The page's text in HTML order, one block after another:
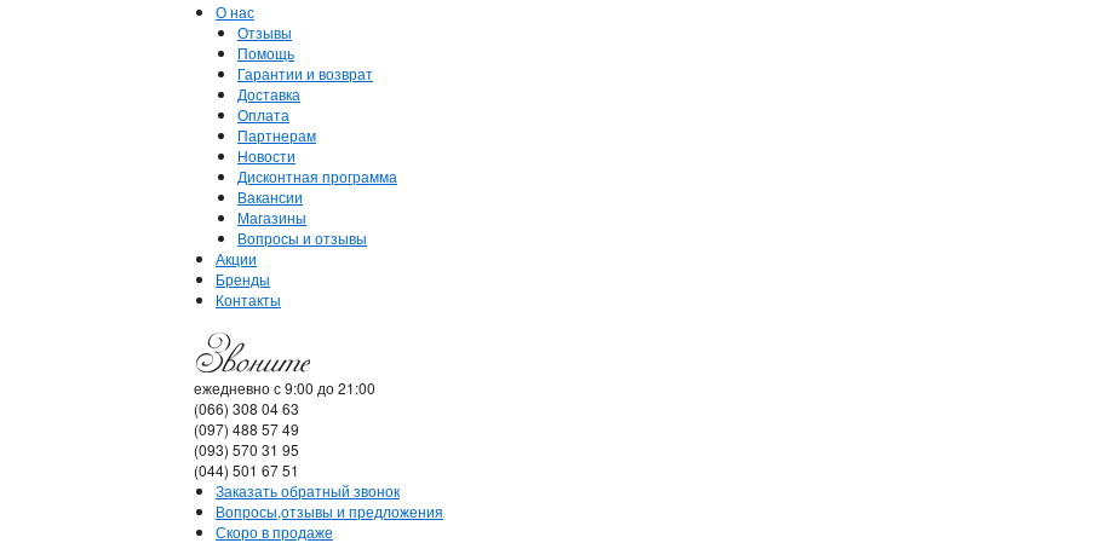
О нас
Отзывы
Помощь
Гарантии и возврат
Доставка
Оплата
Партнерам
Новости
Дисконтная программа
Вакансии
Магазины
Вопросы и отзывы
Акции
Бренды
Контакты
ежедневно с 9:00 до 21:00
(066) 308 04 63
(097) 488 57 49
(093) 570 31 95
(044) 501 67 51
Заказать обратный звонок
Вопросы,отзывы и предложения
Скоро в продаже